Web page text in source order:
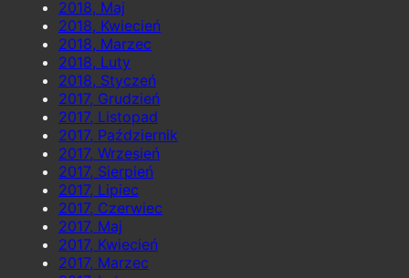
2018, Maj
2018, Kwiecień
2018, Marzec
2018, Luty
2018, Styczeń
2017, Grudzień
2017, Listopad
2017, Październik
2017, Wrzesień
2017, Sierpień
2017, Lipiec
2017, Czerwiec
2017, Maj
2017, Kwiecień
2017, Marzec